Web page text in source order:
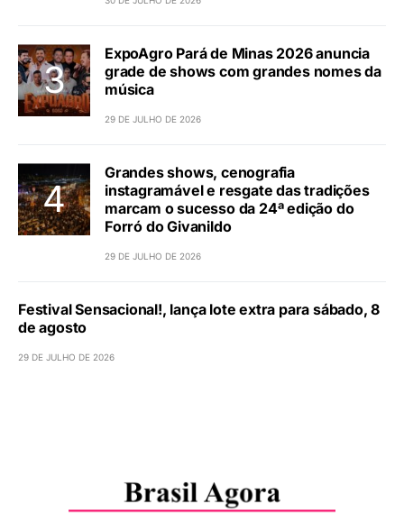
ExpoAgro Pará de Minas 2026 anuncia
grade de shows com grandes nomes da
música
29 DE JULHO DE 2026
Grandes shows, cenografia
instagramável e resgate das tradições
marcam o sucesso da 24ª edição do
Forró do Givanildo
29 DE JULHO DE 2026
Festival Sensacional!, lança lote extra para sábado, 8
de agosto
29 DE JULHO DE 2026